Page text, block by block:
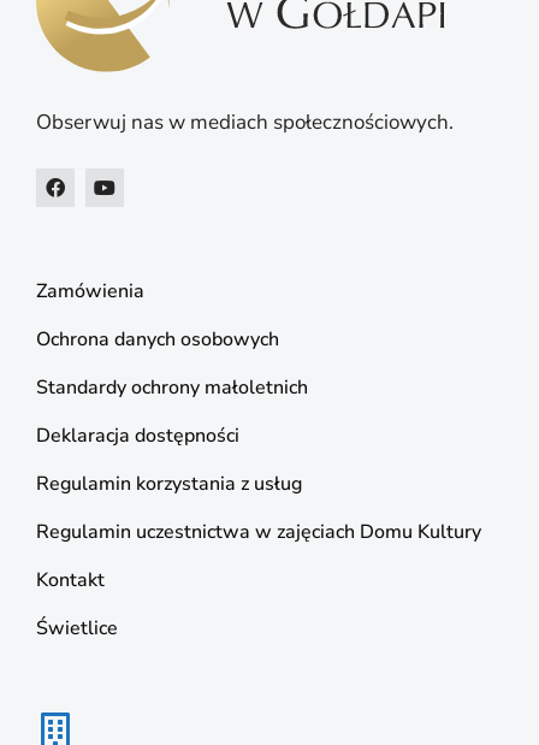
Obserwuj nas w mediach społecznościowych.
Zamówienia
Ochrona danych osobowych
Standardy ochrony małoletnich
Deklaracja dostępności
Regulamin korzystania z usług
Regulamin uczestnictwa w zajęciach Domu Kultury
Kontakt
Świetlice